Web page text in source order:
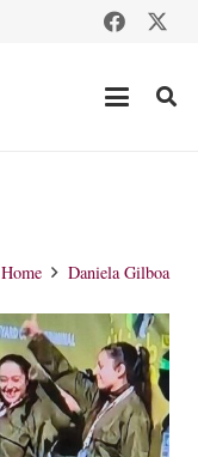
Home Daniela Gilboa